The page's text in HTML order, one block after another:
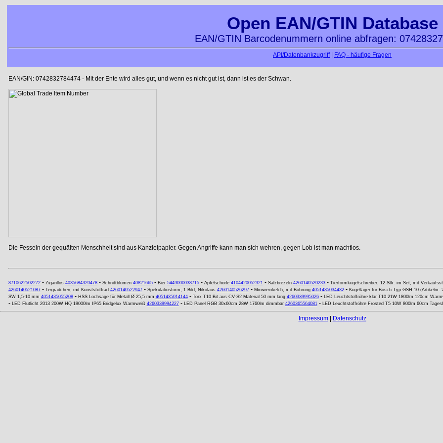
Open EAN/GTIN Database
EAN/GTIN Barcodenummern online abfragen:
API/Datenbankzugriff| FAQ - häufige Fragen
EAN/GIN: 0742832784474 - Mit der Ente wird alles gut, und wenn es nicht gut ist, dann ist es der Schwan.
Die Fesseln der gequälten Menschheit sind aus Kanzleipapier. Gegen Angriffe kann man sich wehren, gegen Lob ist man machtlos.
8710622502272- Zigarillos 4035684320478- Schnittblumen 40821665- Bier 5449000038715- Apfelschorle 4104420052321- Salzbrezeln 4260140520233- Tierformkugelschreiber, 12 Stk. im Set, mit
4260140521087- Teigrädchen, mit Kunststoffrad 4260140522947- Spekulatiusform, 1 Bild, Nikolaus 4260140526297- Miniweinkelch, mit Bohrung 4051435034432- Kugellager für Bosch Typ GSH 10 (Artikelnr.
SW 1,5-10 mm 4051435055208- HSS Lochsäge für Metall Ø 25,5 mm 4051435014144- Torx T10 Bit aus CV-S2 Material 50 mm lang 4260339995026- LED Leuchtstoffröhre klar T10 21W 1800lm 120cm
- LED Flutlicht 2013 200W HQ 19000lm IP65 Bridgelux Warmweiß 4260339994227- LED Panel RGB 30x60cm 28W 1760lm dimmbar 4260365564081- LED Leuchtstoffröhre Frosted T5 10W 800lm 60cm
Impressum| Datenschutz